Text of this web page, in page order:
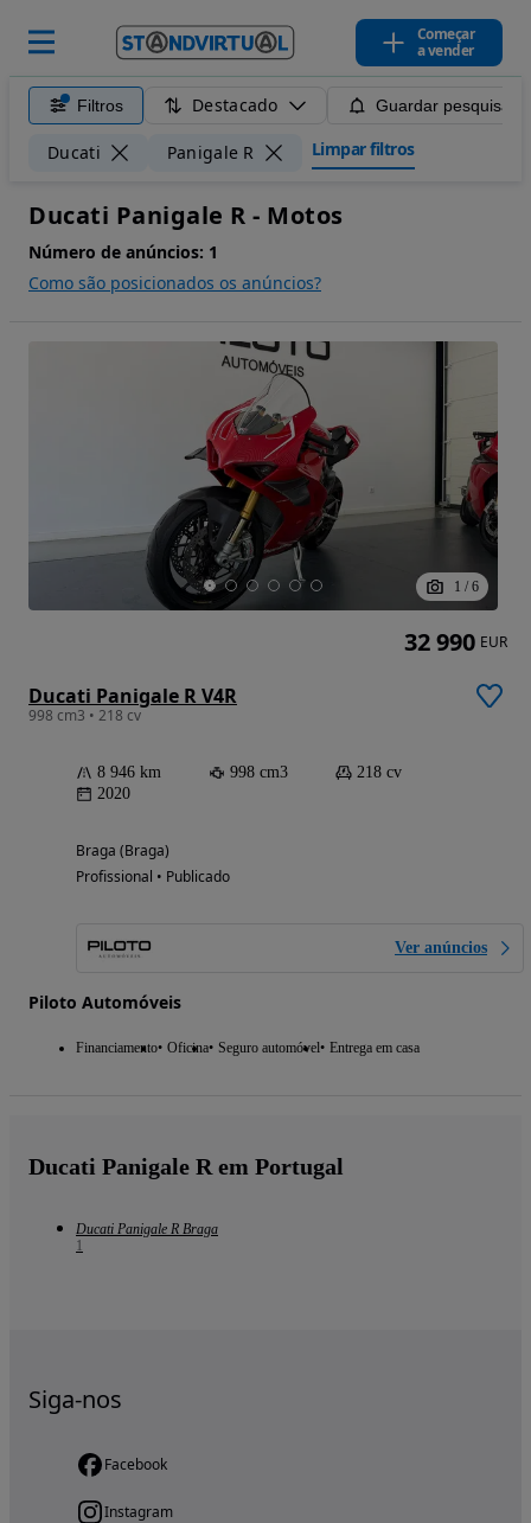
Começar
a vender
Filtros Destacado Guardar pesquisa
Ducati Panigale R Limpar filtros
Ducati Panigale R - Motos
Número de anúncios: 1
Como são posicionados os anúncios?
1 / 6
Ducati Panigale R V4R
998 cm3 • 218 cv
8 946 km 998 cm3
218 cv
2020
Braga (Braga)
Profissional • Publicado
Ver anúncios
Piloto Automóveis
Financiamento Oficina Seguro automóvel Entrega em casa
32 990 EUR
Ducati Panigale R em Portugal
Ducati Panigale R Braga
1
Siga-nos
Facebook
Instagram